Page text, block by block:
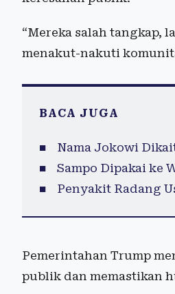
“Mereka salah tangkap,
menakut-nakuti
BACA JUGA
Nama Jokowi
Sampo Dipakai ke
Penyakit Radang
Pemerintahan Trump
publik dan memastikan